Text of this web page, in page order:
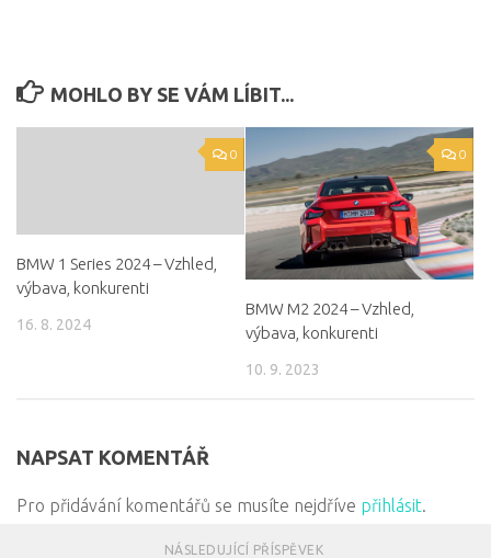
MOHLO BY SE VÁM LÍBIT...
0
BMW 1 Series 2024 – Vzhled,
výbava, konkurenti
16. 8. 2024
0
BMW M2 2024 – Vzhled,
výbava, konkurenti
10. 9. 2023
NAPSAT KOMENTÁŘ
Pro přidávání komentářů se musíte nejdříve přihlásit.
NÁSLEDUJÍCÍ PŘÍSPĚVEK